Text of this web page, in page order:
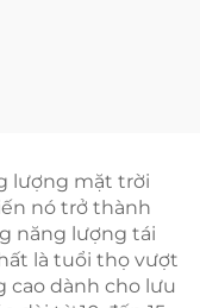
lượng mặt trời
nó trở thành
năng lượng tái
là tuổi thọ vượt
cao dành cho lưu